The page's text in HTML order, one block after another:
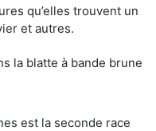
qu’elles trouvent un
et autres.
la blatte à bande brune
est la seconde race